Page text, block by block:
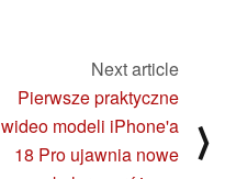
Next article
Pierwsze praktyczne
wideo modeli iPhone'a
18 Pro ujawnia nowe
⟩